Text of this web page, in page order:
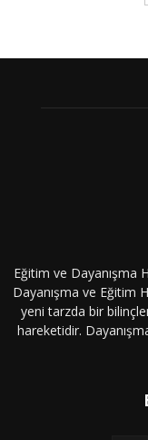
Eğitim ve Dayanışma
Dayanışma ve Eğitim
yeni tarzda bir
hareketidir.